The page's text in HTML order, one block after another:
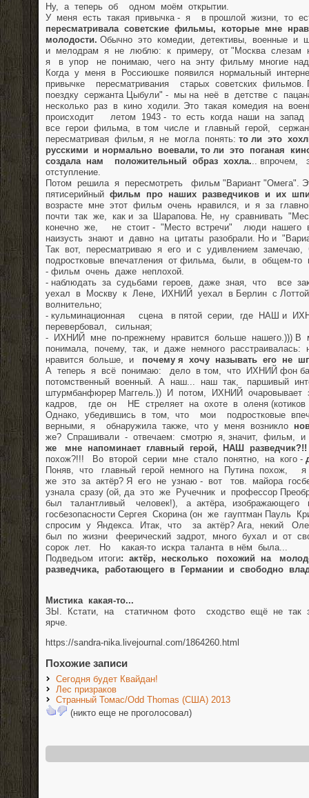
Ну, а теперь об одном моём открытии.
У меня есть такая привычка - я в прошлой жизни, то
пересматривала советские фильмы, которые мне
молодости. Обычно это комедии, детективы, военные и
и мелодрам я не люблю: к примеру, от "Москва слезам
я в упор не понимаю, чего на энту фильму многие
Когда у меня в Россиюшке появился нормальный
привычке пересматривания старых советских
поездку сержанта Цыбули" - мы на неё в детстве с
несколько раз в кино ходили. Это такая комедия на
происходит летом 1943 - то есть когда наши на
все герои фильма, в том числе и главный герой,
пересматривая фильм, я не могла понять: то ли это
русскими и нормально воевали, то ли это поганая
создала нам положительный образ хохла. .. впрочем,
отступление.
Потом решила я пересмотреть фильм "Вариант "Омега".
пятисерийный фильм про наших разведчиков и их
возрасте мне этот фильм очень нравился, и я за
почти так же, как и за Шарапова. Не, ну сравнивать
конечно же, не стоит - "Место встречи" люди нашего
наизусть знают и давно на цитаты разобрали. Но и
Так вот, пересматриваю я его и с удивлением
подростковые впечатления от фильма, были, в общем-то
- фильм очень даже неплохой.
- наблюдать за судьбами героев, даже зная, что все
уехал в Москву к Лене, ИХНИЙ уехал в Берлин с
волнительно;
- кульминационная сцена в пятой серии, где НАШ и
перевербовал, сильная;
- ИХНИЙ мне по-прежнему нравится больше нашего.)))
понимала, почему, так, и даже немного
нравится больше, и почему я хочу называть его не
А теперь я всё понимаю: дело в том, что ИХНИЙ фон
потомственный военный. А наш... наш так, паршивый
штурмбанфюрер Маггель.)) И потом, ИХНИЙ
кадров, где он НЕ стреляет на охоте в оленя (котиков
Однако, убедившись в том, что мои подростковые
верными, я обнаружила также, что у меня возникло
же? Спрашивали - отвечаем: смотрю я, значит, фильм,
же мне напоминает главный герой, НАШ разведчик?!!
похож?!!! Во второй серии мне стало понятно, на кого -
Поняв, что главный герой немного на Путина похож,
же это за актёр? Я его не узнаю - вот тов. майора
узнала сразу (ой, да это же Ручечник и профессор
был талантливый человек!), а актёра, изображающего
госбезопасности Сергея Скорина (он же гауптман Пауль
спросим у Яндекса. Итак, что за актёр? Ага, некий
был по жизни феерический задрот, много бухал и от
сорок лет. Но какая-то искра таланта в нём была...
Подведьом итоги: актёр, несколько похожий на
разведчика, работающего в Германии и свободно
Мистика какая-то...
ЗЫ. Кстати, на статичном фото сходство ещё не
ярче.
https://sandra-nika.livejournal.com/1864260.html
Похожие записи
Сегодня будет Квайдан!
Лес призраков
Странный Томас/Odd Thomas (США) 2013
(никто еще не проголосовал)